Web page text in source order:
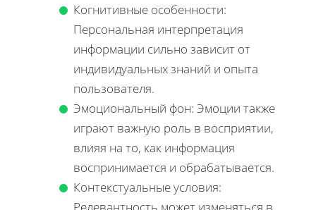
Когнитивные особенности:
Персональная интерпретация
информации сильно зависит от
индивидуальных знаний и опыта
пользователя.
Эмоциональный фон: Эмоции также
играют важную роль в восприятии,
влияя на то, как информация
воспринимается и обрабатывается.
Контекстуальные условия:
Релевантность может изменяться в